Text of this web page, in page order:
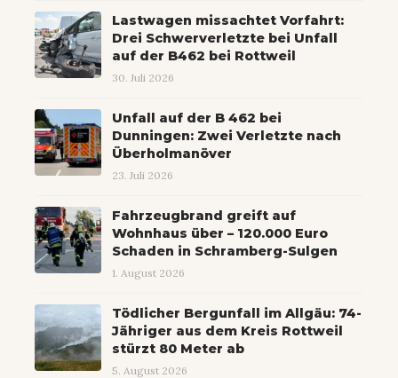
Lastwagen missachtet Vorfahrt:
Drei Schwerverletzte bei Unfall
auf der B462 bei Rottweil
30. Juli 2026
Unfall auf der B 462 bei
Dunningen: Zwei Verletzte nach
Überholmanöver
23. Juli 2026
Fahrzeugbrand greift auf
Wohnhaus über – 120.000 Euro
Schaden in Schramberg-Sulgen
1. August 2026
Tödlicher Bergunfall im Allgäu: 74-
Jähriger aus dem Kreis Rottweil
stürzt 80 Meter ab
5. August 2026